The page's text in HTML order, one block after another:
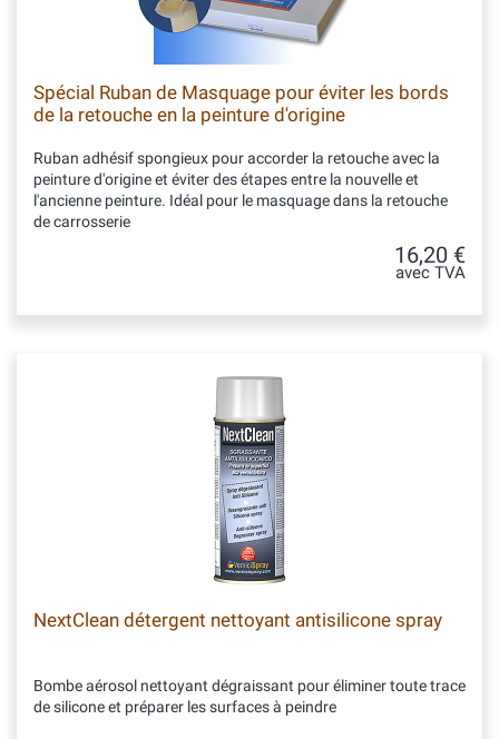
Spécial Ruban de Masquage pour éviter les bords
de la retouche en la peinture d'origine
Ruban adhésif spongieux pour accorder la retouche avec la
peinture d'origine et éviter des étapes entre la nouvelle et
l'ancienne peinture. Idéal pour le masquage dans la retouche
de carrosserie
16,20 €
avec TVA
NextClean détergent nettoyant antisilicone spray
Bombe aérosol nettoyant dégraissant pour éliminer toute trace
de silicone et préparer les surfaces à peindre